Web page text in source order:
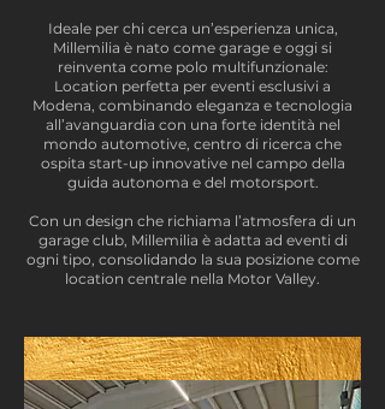
Ideale per chi cerca un’esperienza unica,
Millemilia è nato come garage e oggi si
reinventa come polo multifunzionale:
Location perfetta per eventi esclusivi a
Modena, combinando eleganza e tecnologia
all’avanguardia con una forte identità nel
mondo automotive, centro di ricerca che
ospita start-up innovative nel campo della
guida autonoma e del motorsport.
Con un design che richiama l’atmosfera di un
garage club, Millemilia è adatta ad eventi di
ogni tipo, consolidando la sua posizione come
location centrale nella Motor Valley.